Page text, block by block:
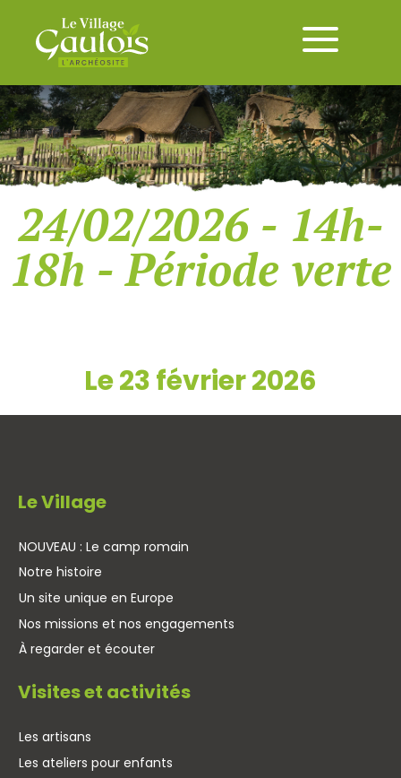
24/02/2026 - 14h-
18h - Période verte
Le 23 février 2026
Le Village
NOUVEAU : Le camp romain
Notre histoire
Un site unique en Europe
Nos missions et nos engagements
À regarder et écouter
Visites et activités
Les artisans
Les ateliers pour enfants